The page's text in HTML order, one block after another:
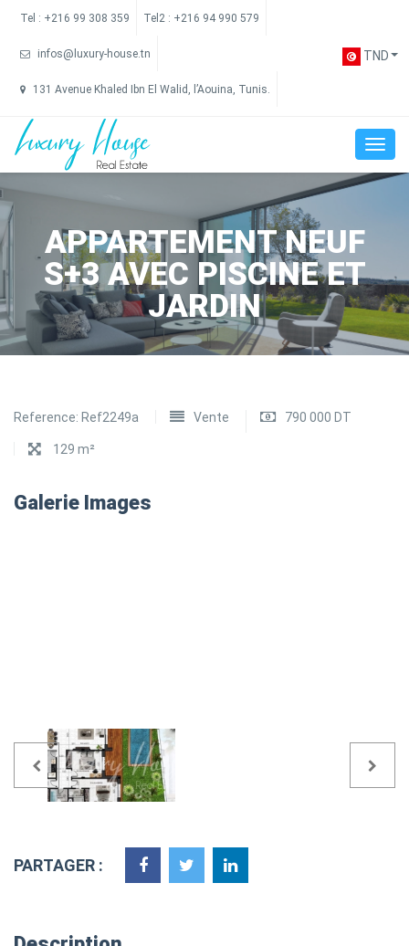
Tel : +216 99 308 359 Tel2 : +216 94 990 579
infos@luxury-house.tn
131 Avenue Khaled Ibn El Walid, l’Aouina, Tunis.
TND
APPARTEMENT NEUF
S+3 AVEC PISCINE ET
JARDIN
Reference: Ref2249a Vente 790 000 DT
129 m²
Galerie Images
PARTAGER :